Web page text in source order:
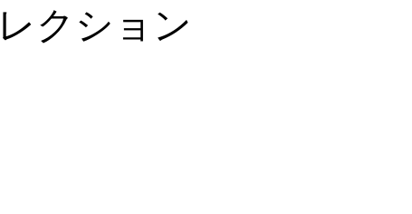
クション